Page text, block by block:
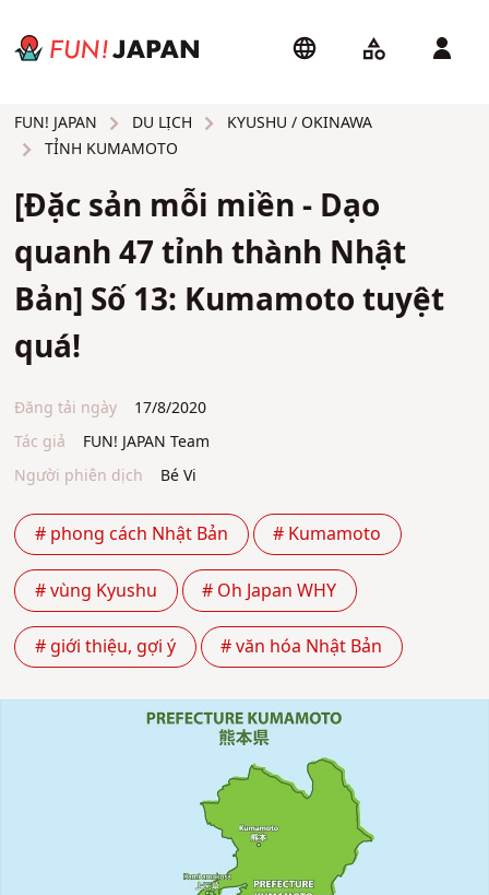
FUN! JAPAN DU LỊCH
KYUSHU / OKINAWA
TỈNH KUMAMOTO
[Đặc sản mỗi miền - Dạo
quanh 47 tỉnh thành Nhật
Bản] Số 13: Kumamoto tuyệt
quá!
Đăng tải ngày
17/8/2020
Tác giả
FUN! JAPAN Team
Người phiên dịch
Bé Vi
# phong cách Nhật Bản # Kumamoto
# vùng Kyushu # Oh Japan WHY
# giới thiệu, gợi ý # văn hóa Nhật Bản